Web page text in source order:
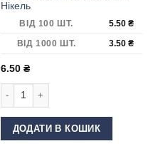
Нікель
ВІД 100 ШТ. 5.50₴
ВІД 1000 ШТ.
3.50₴
6.50 ₴
ДОДАТИ В КОШИК